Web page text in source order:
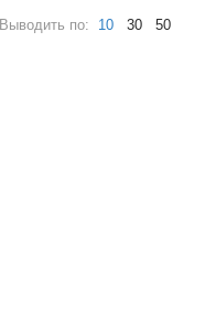
Выводить по: 10 30 50